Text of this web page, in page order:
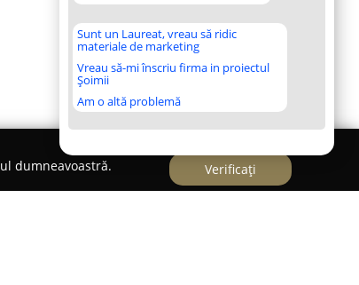
Sunt un Laureat, vreau să ridic
materiale de marketing
Vreau să-mi înscriu firma in proiectul
Șoimii
Am o altă problemă
dumneavoastră.
Verificați